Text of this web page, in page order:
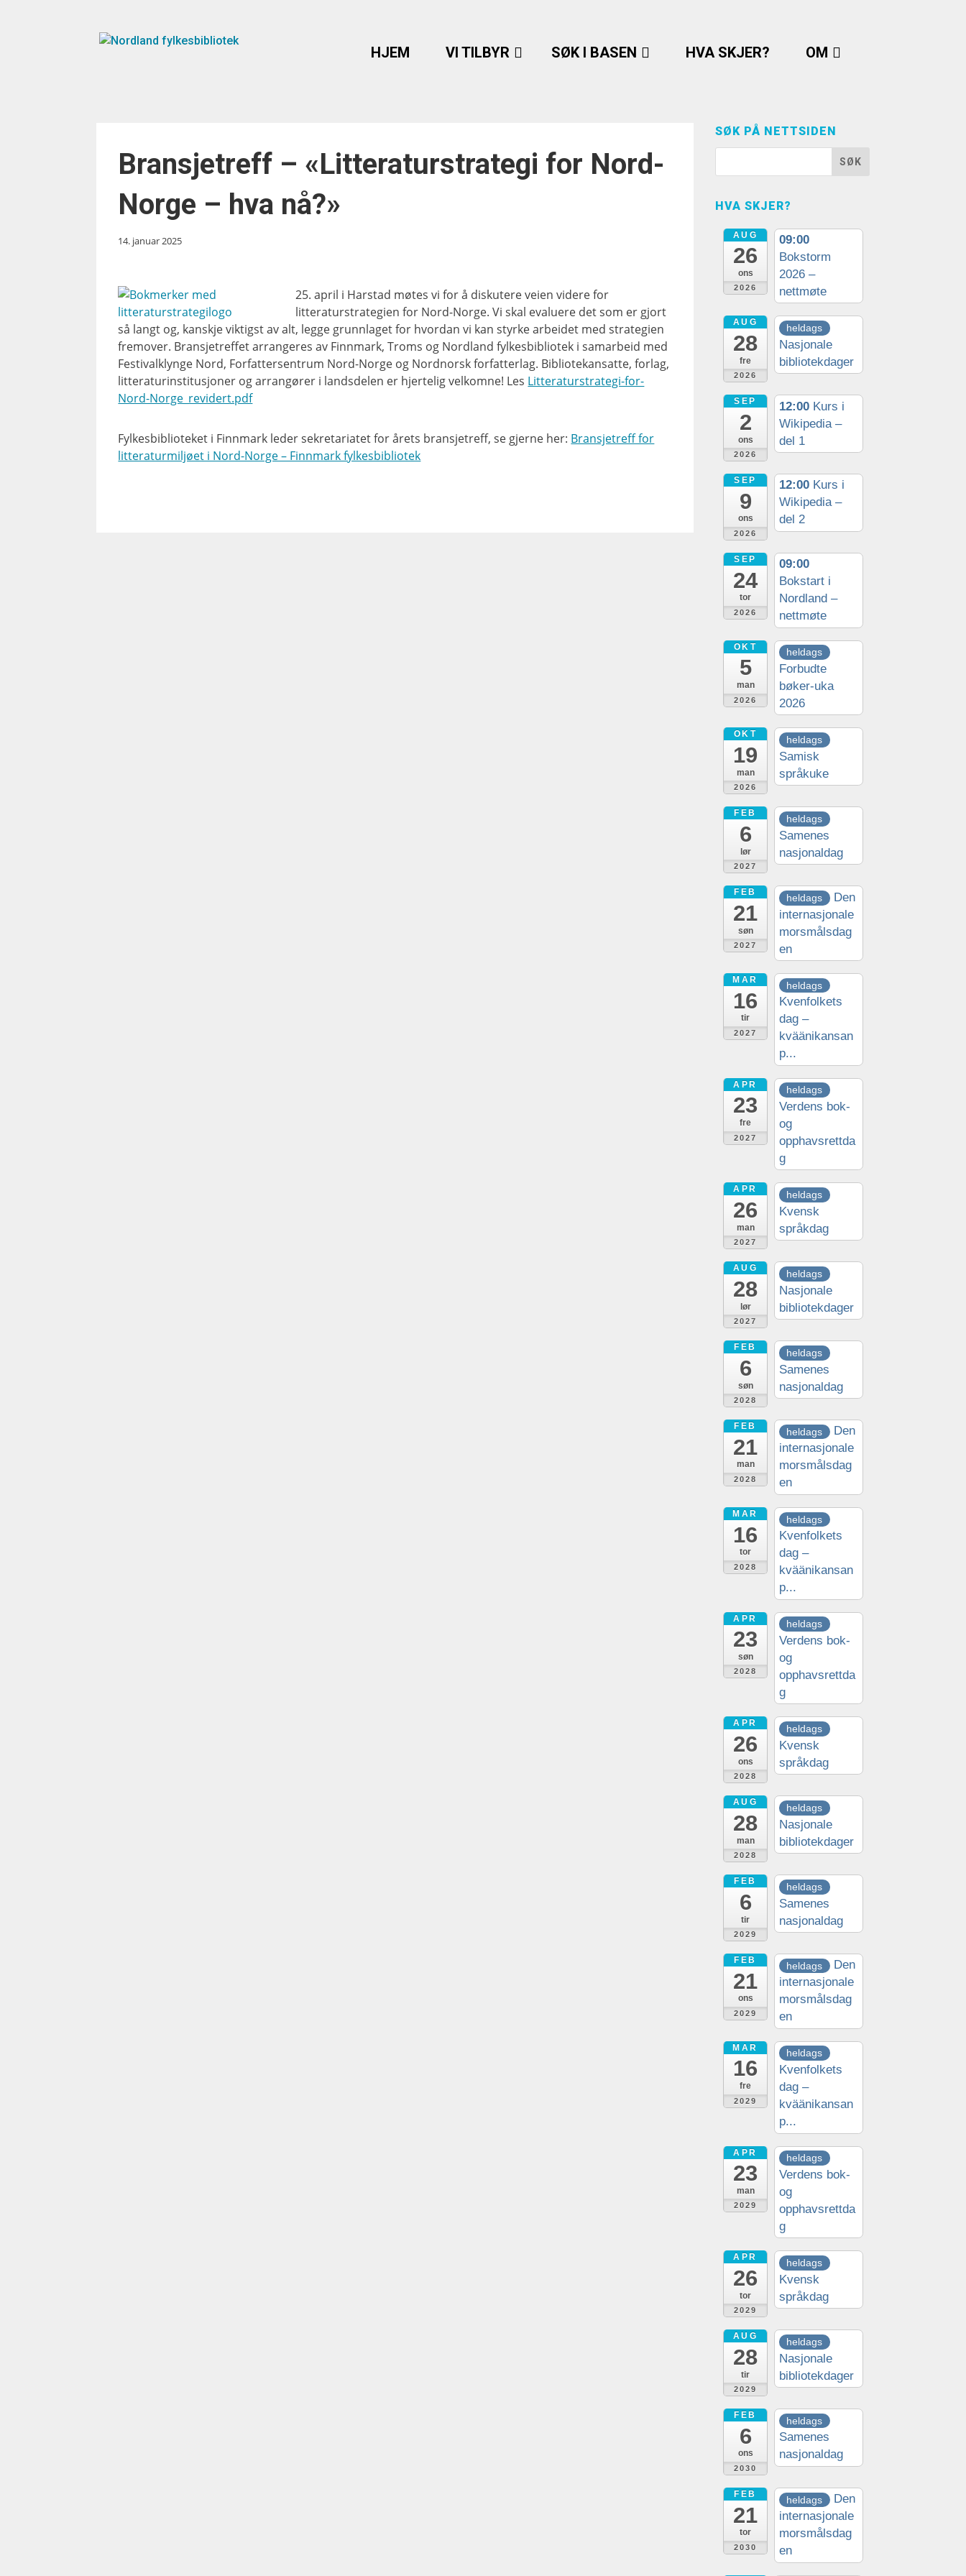
HJEM VI TILBYR SØK I BASEN HVA SKJER? OM
Bransjetreff – «Litteraturstrategi for Nord-
Norge – hva nå?»
14. januar 2025
25. april i Harstad møtes vi for å diskutere veien videre for
litteraturstrategien for Nord-Norge. Vi skal evaluere det som er gjort
så langt og, kanskje viktigst av alt, legge grunnlaget for hvordan vi kan styrke arbeidet med strategien
fremover. Bransjetreffet arrangeres av Finnmark, Troms og Nordland fylkesbibliotek i samarbeid med
Festivalklynge Nord, Forfattersentrum Nord-Norge og Nordnorsk forfatterlag. Bibliotekansatte, forlag,
litteraturinstitusjoner og arrangører i landsdelen er hjertelig velkomne! Les Litteraturstrategi-for-
Nord-Norge_revidert.pdf
Fylkesbiblioteket i Finnmark leder sekretariatet for årets bransjetreff, se gjerne her: Bransjetreff for
litteraturmiljøet i Nord-Norge – Finnmark fylkesbibliotek
SØK PÅ NETTSIDEN
HVA SKJER?
AUG
26
ons
2026
09:00
Bokstorm
2026 –
nettmøte
AUG
28
fre
2026
heldags
Nasjonale
bibliotekdager
SEP
2
ons
2026
12:00 Kurs i
Wikipedia –
del 1
SEP
9
ons
2026
12:00 Kurs i
Wikipedia –
del 2
SEP
24
tor
2026
09:00
Bokstart i
Nordland –
nettmøte
OKT
5
man
2026
heldags
Forbudte
bøker-uka
2026
OKT
19
man
2026
heldags
Samisk
språkuke
FEB
6
lør
2027
heldags
Samenes
nasjonaldag
FEB
21
søn
2027
heldags
Den
internasjonale
morsmålsdag
en
MAR
16
tir
2027
heldags
Kvenfolkets
dag –
kväänikansan
p...
APR
23
fre
2027
heldags
Verdens bok-
og
opphavsrettda
g
APR
26
man
2027
heldags
Kvensk
språkdag
AUG
28
lør
2027
heldags
Nasjonale
bibliotekdager
FEB
6
søn
2028
heldags
Samenes
nasjonaldag
FEB
21
man
2028
heldags
Den
internasjonale
morsmålsdag
en
MAR
16
tor
2028
heldags
Kvenfolkets
dag –
kväänikansan
p...
APR
23
søn
2028
heldags
Verdens bok-
og
opphavsrettda
g
APR
26
ons
2028
heldags
Kvensk
språkdag
AUG
28
man
2028
heldags
Nasjonale
bibliotekdager
FEB
6
tir
2029
heldags
Samenes
nasjonaldag
FEB
21
ons
2029
heldags
Den
internasjonale
morsmålsdag
en
MAR
16
fre
2029
heldags
Kvenfolkets
dag –
kväänikansan
p...
APR
23
man
2029
heldags
Verdens bok-
og
opphavsrettda
g
APR
26
tor
2029
heldags
Kvensk
språkdag
AUG
28
tir
2029
heldags
Nasjonale
bibliotekdager
FEB
6
ons
2030
heldags
Samenes
nasjonaldag
FEB
21
tor
2030
heldags
Den
internasjonale
morsmålsdag
en